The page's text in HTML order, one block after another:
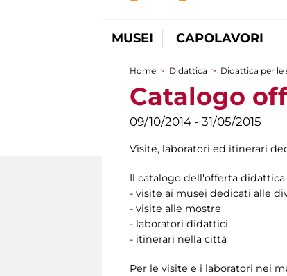
MUSEI CAPOLAVORI
Tu sei qui
Home > Didattica > Didattica per le
Catalogo
09/10/2014 - 31/05/2015
Visite, laboratori ed itinerari
Il catalogo dell'offerta didattica
- visite ai musei dedicati alle
- visite alle mostre
- laboratori didattici
- itinerari nella città
Per le visite e i laboratori nei